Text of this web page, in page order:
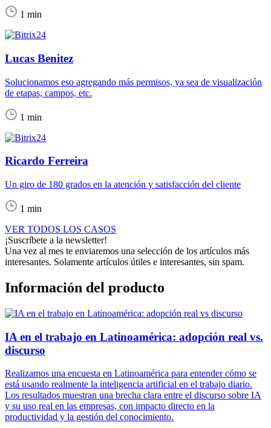
1 min
Lucas Benitez
Solucionamos eso agregando más permisos, ya sea de visualización
de etapas, campos, etc.
1 min
Ricardo Ferreira
Un giro de 180 grados en la atención y satisfacción del cliente
1 min
VER TODOS LOS CASOS
¡Suscríbete a la newsletter!
Una vez al mes te enviaremos una selección de los artículos más
interesantes. Solamente artículos útiles e interesantes, sin spam.
Información del producto
IA en el trabajo en Latinoamérica: adopción real vs.
discurso
Realizamos una encuesta en Latinoamérica para entender cómo se
está usando realmente la inteligencia artificial en el trabajo diario.
Los resultados muestran una brecha clara entre el discurso sobre IA
y su uso real en las empresas, con impacto directo en la
productividad y la gestión del conocimiento.